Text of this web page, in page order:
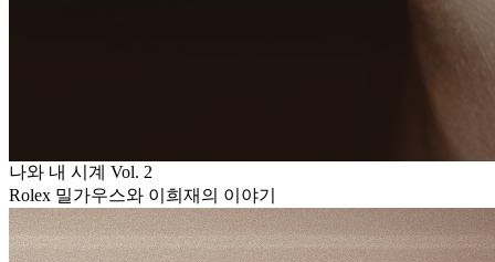
나와 내 시계 Vol. 2
Rolex 밀가우스와 이희재의 이야기